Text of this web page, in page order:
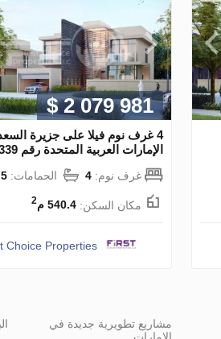
$ 2 079 981
4 غرف نوم فيلا على جزيرة
الإمارات العربية المتحدة رقم 12339
غرف نوم: 4 الحمامات: 5
مكان السكن: 540.4 م 2
Choice Properties
مشاريع تطويرية جديدة في
الإمارات